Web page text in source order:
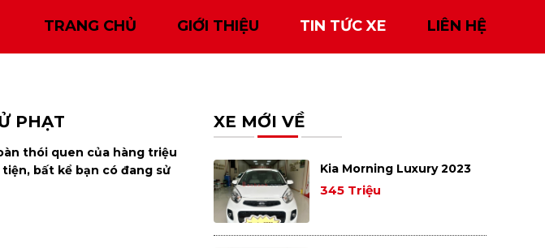
TRANG CHỦ GIỚI THIỆU TIN TỨC XE LIÊN HỆ
PHẠT
thói quen của hàng triệu
bất kể bạn có đang sử
XE MỚI VỀ
Kia Morning Luxury 2023
345 Triệu